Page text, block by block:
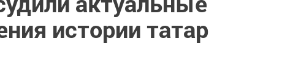
истории татар